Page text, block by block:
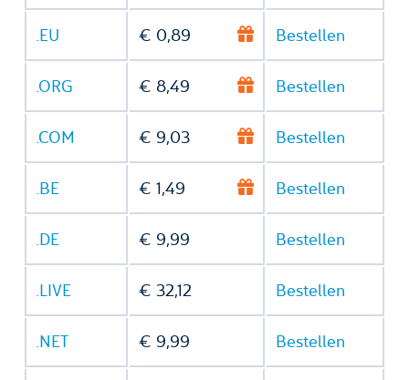
.EU € 0,89 Bestellen
.ORG € 8,49 Bestellen
.COM € 9,03 Bestellen
.BE € 1,49 Bestellen
.DE € 9,99 Bestellen
.LIVE € 32,12 Bestellen
.NET € 9,99 Bestellen